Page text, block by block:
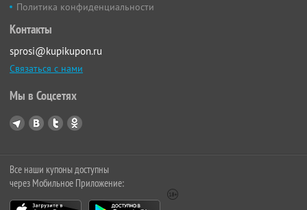
Политика конфиденциальности
Контакты
sprosi@kupikupon.ru
Связаться с нами
Мы в Соцсетях
Все наши купоны доступны
через Мобильное Приложение: